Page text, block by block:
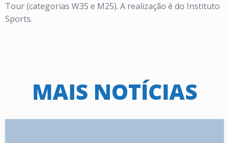
Tour (categorias W35 e M25). A realização é do Instituto
Sports.
MAIS NOTÍCIAS